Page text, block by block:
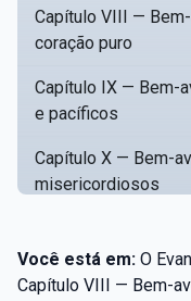
Capítulo VIII —
coração puro
Capítulo IX — Bem-
e pacíficos
Capítulo X — Bem-
misericordiosos
Capítulo XII —
Você está em: O
Capítulo VIII — Bem-